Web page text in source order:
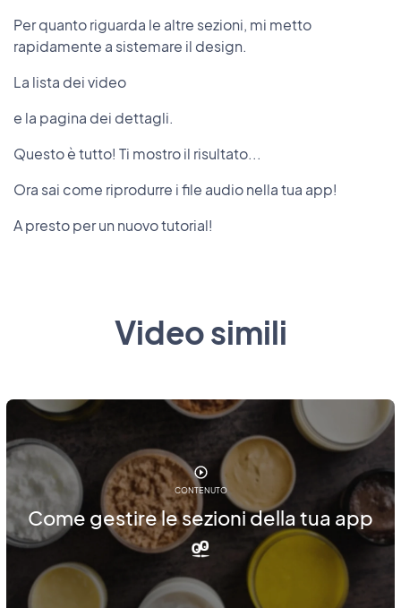
Per quanto riguarda le altre sezioni, mi metto
rapidamente a sistemare il design.
La lista dei video
e la pagina dei dettagli.
Questo è tutto! Ti mostro il risultato...
Ora sai come riprodurre i file audio nella tua app!
A presto per un nuovo tutorial!
Video simili
CONTENUTO
Come gestire le sezioni della tua app